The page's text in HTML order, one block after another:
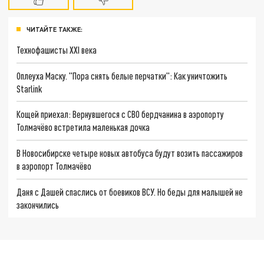
ЧИТАЙТЕ ТАКЖЕ:
Технофашисты XXI века
Оплеуха Маску. "Пора снять белые перчатки": Как уничтожить
Starlink
Кощей приехал: Вернувшегося с СВО бердчанина в аэропорту
Толмачёво встретила маленькая дочка
В Новосибирске четыре новых автобуса будут возить пассажиров
в аэропорт Толмачёво
Даня с Дашей спаслись от боевиков ВСУ. Но беды для малышей не
закончились